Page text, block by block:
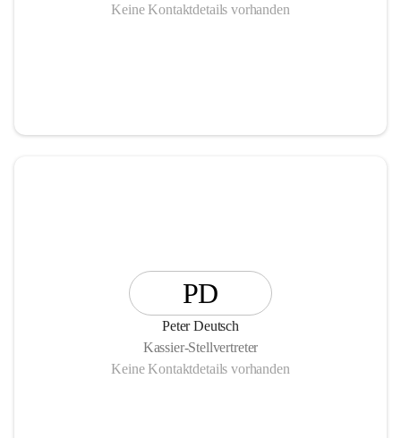
Keine Kontaktdetails vorhanden
PD
Peter Deutsch
Kassier-Stellvertreter
Keine Kontaktdetails vorhanden